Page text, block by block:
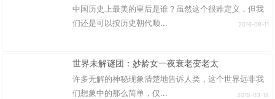
中国历史上最美的皇后是谁？虽然这个很难定义，但我
们还是可以按历史朝代顺...
2016-08-11
世界未解谜团：妙龄女一夜衰老变老太
许多无解的神秘现象清楚地告诉人类，这个世界远非我
们想象中的那么简单，仅...
2015-03-18